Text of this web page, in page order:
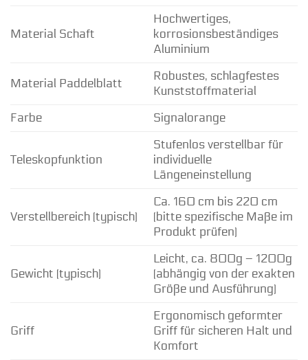
Material Schaft
Hochwertiges,
korrosionsbeständiges
Aluminium
Material Paddelblatt
Robustes, schlagfestes
Kunststoffmaterial
Farbe
Signalorange
Teleskopfunktion
Stufenlos verstellbar für
individuelle
Längeneinstellung
Verstellbereich (typisch)
Ca. 160 cm bis 220 cm
(bitte spezifische Maße im
Produkt prüfen)
Gewicht (typisch)
Leicht, ca. 800g – 1200g
(abhängig von der exakten
Größe und Ausführung)
Griff
Ergonomisch geformter
Griff für sicheren Halt und
Komfort